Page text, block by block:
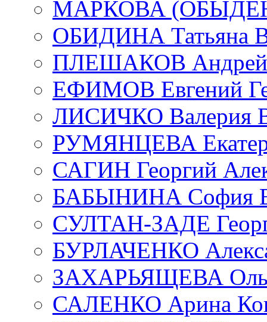
МАРКОВА
ОБИДИНА Татьяна
ПЛЕШАКОВ Андрей
ЕФИМОВ Евгений
ЛИСИЧКО Валерия
РУМЯНЦЕВА
САГИН Георгий
БАБЫНИНА София
СУЛТАН-ЗАДЕ
БУРЛАЧЕНКО
ЗАХАРЬЯЩЕВА
САЛЕНКО Арина